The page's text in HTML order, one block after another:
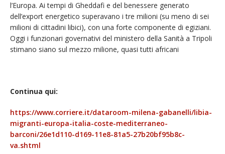
l’Europa. Ai tempi di Gheddafi e del benessere generato
dell’export energetico superavano i tre milioni (su meno di sei
milioni di cittadini libici), con una forte componente di egiziani.
Oggi i funzionari governativi del ministero della Sanità a Tripoli
stimano siano sul mezzo milione, quasi tutti africani
Continua qui:
https://www.corriere.it/dataroom-milena-gabanelli/libia-
migranti-europa-italia-coste-mediterraneo-
barconi/26e1d110-d169-11e8-81a5-27b20bf95b8c-
va.shtml